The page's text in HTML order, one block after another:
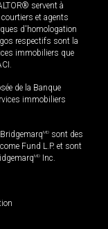
servent à
et agents
d'homologation
respectifs sont la
immobiliers que
de la Banque
immobiliers
MD sont des
Fund L.P. et sont
MD Inc.